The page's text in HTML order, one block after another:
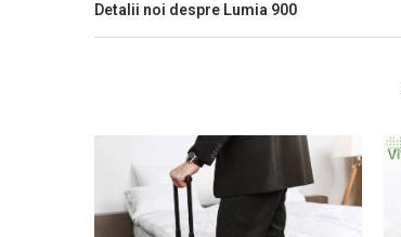
Detalii noi despre Lumia 900